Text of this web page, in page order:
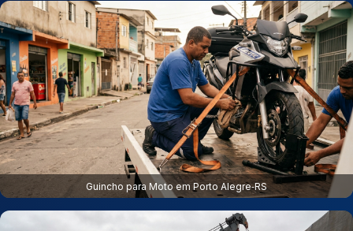
Guincho para Moto em Porto Alegre‑RS